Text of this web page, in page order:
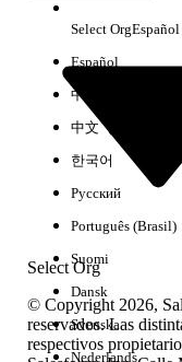
Select Org
Select Org
Español
中文（简体）
中文（繁體）
한국어
Русский
Português (Brasil)
Suomi
Dansk
Svenska
Nederlands
© Copyright 2026,
reservados. Las
respectivos